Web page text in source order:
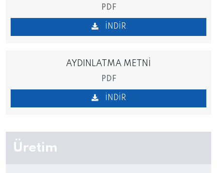
Üretim
PDF
İNDIR
AYDINLATMA METNİ
PDF
İNDIR